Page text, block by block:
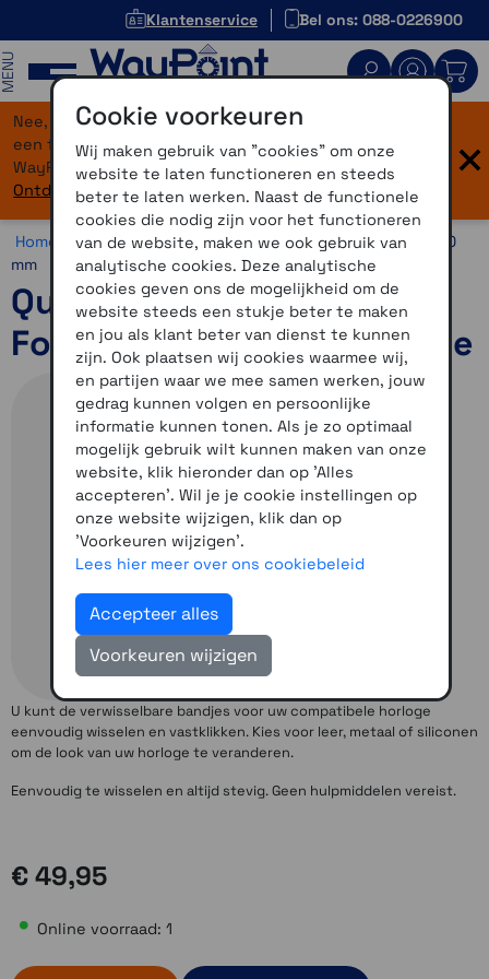
Klantenservice Bel ons: 088-0226900
Nee, je bent niet verdwaald! Onze website heeft
een flinke upgrade gekregen. Dezelfde vertrouwde
WayPoint-service, maar dan in een modern jasje.
Ontdek hier wat er allemaal nieuw is.
×
Home >Horloges >Horlogebandjes >20 mm >Quickfit 20
mm
QuickFit 20mm polsband
Fog Gray/Lavender Silicone
U kunt de verwisselbare bandjes voor uw compatibele horloge
eenvoudig wisselen en vastklikken. Kies voor leer, metaal of siliconen
om de look van uw horloge te veranderen.
Eenvoudig te wisselen en altijd stevig. Geen hulpmiddelen vereist.
€ 49,95
Online voorraad: 1
Cookie voorkeuren
Wij maken gebruik van "cookies" om onze
website te laten functioneren en steeds
beter te laten werken. Naast de functionele
cookies die nodig zijn voor het functioneren
van de website, maken we ook gebruik van
analytische cookies. Deze analytische
cookies geven ons de mogelijkheid om de
website steeds een stukje beter te maken
en jou als klant beter van dienst te kunnen
zijn. Ook plaatsen wij cookies waarmee wij,
en partijen waar we mee samen werken, jouw
gedrag kunnen volgen en persoonlijke
informatie kunnen tonen. Als je zo optimaal
mogelijk gebruik wilt kunnen maken van onze
website, klik hieronder dan op 'Alles
accepteren'. Wil je je cookie instellingen op
onze website wijzigen, klik dan op
'Voorkeuren wijzigen'.
Lees hier meer over ons cookiebeleid
Accepteer alles
Voorkeuren wijzigen